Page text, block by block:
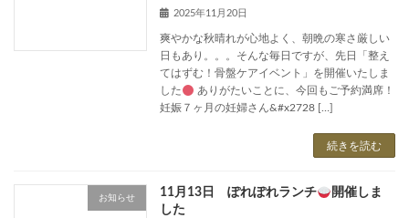
2025年11月20日
爽やかな秋晴れが心地よく、朝晩の寒さ厳しい
日もあり。。。そんな毎日ですが、先日「整え
てはずむ！骨盤ケアイベント」を開催いたしま
した
ありがたいことに、今回もご予約満席！
妊娠７ヶ月の妊婦さん&#x2728 […]
続きを読む
お知らせ 11月13日 ぽれぽれランチ
開催しま
した